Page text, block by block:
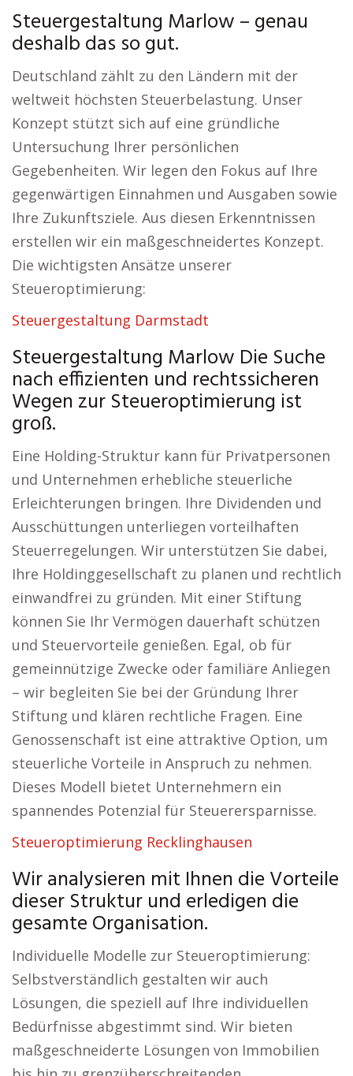
Steuergestaltung Marlow – genau
deshalb das so gut.
Deutschland zählt zu den Ländern mit der
weltweit höchsten Steuerbelastung. Unser
Konzept stützt sich auf eine gründliche
Untersuchung Ihrer persönlichen
Gegebenheiten. Wir legen den Fokus auf Ihre
gegenwärtigen Einnahmen und Ausgaben sowie
Ihre Zukunftsziele. Aus diesen Erkenntnissen
erstellen wir ein maßgeschneidertes Konzept.
Die wichtigsten Ansätze unserer
Steueroptimierung:
Steuergestaltung Darmstadt
Steuergestaltung Marlow Die Suche
nach effizienten und rechtssicheren
Wegen zur Steueroptimierung ist
groß.
Eine Holding-Struktur kann für Privatpersonen
und Unternehmen erhebliche steuerliche
Erleichterungen bringen. Ihre Dividenden und
Ausschüttungen unterliegen vorteilhaften
Steuerregelungen. Wir unterstützen Sie dabei,
Ihre Holdinggesellschaft zu planen und rechtlich
einwandfrei zu gründen. Mit einer Stiftung
können Sie Ihr Vermögen dauerhaft schützen
und Steuervorteile genießen. Egal, ob für
gemeinnützige Zwecke oder familiäre Anliegen
– wir begleiten Sie bei der Gründung Ihrer
Stiftung und klären rechtliche Fragen. Eine
Genossenschaft ist eine attraktive Option, um
steuerliche Vorteile in Anspruch zu nehmen.
Dieses Modell bietet Unternehmern ein
spannendes Potenzial für Steuerersparnisse.
Steueroptimierung Recklinghausen
Wir analysieren mit Ihnen die Vorteile
dieser Struktur und erledigen die
gesamte Organisation.
Individuelle Modelle zur Steueroptimierung:
Selbstverständlich gestalten wir auch
Lösungen, die speziell auf Ihre individuellen
Bedürfnisse abgestimmt sind. Wir bieten
maßgeschneiderte Lösungen von Immobilien